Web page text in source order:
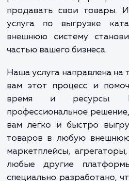
внешние платформы.
может быть сложным и
если у вас большой
различные платформы,
услуга по выгрузке
внешнюю систему
частью вашего бизнеса.
Наша услуга направлена
вам этот процесс и
время и
профессиональное